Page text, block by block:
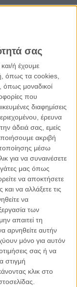
σας
ή έχουμε
όπως τα cookies,
όπως μοναδικοί
που
διαφημίσεις
έρευνα
άδειά σας, εμείς
ακριβή
μέσω
για να συναινέσετε
μας όπως
να αποκτήσετε
να αλλάξετε τις
να
των
απαιτεί τη
αρνηθείτε αυτήν
μόνο για αυτόν
σας ή να
στιγμή
κλικ στο
καταδίκη
Παγόβουνου
– παρέμβαση
Πανούση